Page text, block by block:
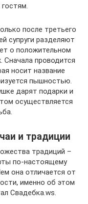
после третьего
супруги разделяют
о положительном
проводится
носит название
пышностью.
дарят подарки и
осуществляется
и традиции
традиций –
по-настоящему
она отличается от
именно об этом
Свадебка.ws.